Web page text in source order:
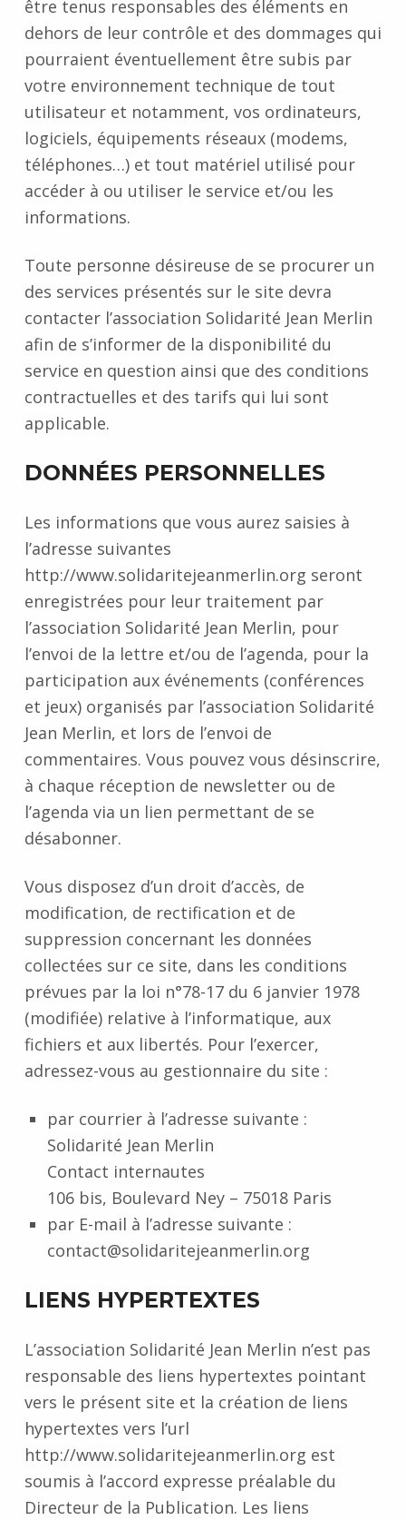
être tenus responsables des éléments en
dehors de leur contrôle et des dommages qui
pourraient éventuellement être subis par
votre environnement technique de tout
utilisateur et notamment, vos ordinateurs,
logiciels, équipements réseaux (modems,
téléphones…) et tout matériel utilisé pour
accéder à ou utiliser le service et/ou les
informations.
Toute personne désireuse de se procurer un
des services présentés sur le site devra
contacter l’association Solidarité Jean Merlin
afin de s’informer de la disponibilité du
service en question ainsi que des conditions
contractuelles et des tarifs qui lui sont
applicable.
DONNÉES PERSONNELLES
Les informations que vous aurez saisies à
l’adresse suivantes
http://www.solidaritejeanmerlin.org seront
enregistrées pour leur traitement par
l’association Solidarité Jean Merlin, pour
l’envoi de la lettre et/ou de l’agenda, pour la
participation aux événements (conférences
et jeux) organisés par l’association Solidarité
Jean Merlin, et lors de l’envoi de
commentaires. Vous pouvez vous désinscrire,
à chaque réception de newsletter ou de
l’agenda via un lien permettant de se
désabonner.
Vous disposez d’un droit d’accès, de
modification, de rectification et de
suppression concernant les données
collectées sur ce site, dans les conditions
prévues par la loi n°78-17 du 6 janvier 1978
(modifiée) relative à l’informatique, aux
fichiers et aux libertés. Pour l’exercer,
adressez-vous au gestionnaire du site :
par courrier à l’adresse suivante :
Solidarité Jean Merlin
Contact internautes
106 bis, Boulevard Ney – 75018 Paris
par E-mail à l’adresse suivante :
contact@solidaritejeanmerlin.org
LIENS HYPERTEXTES
L’association Solidarité Jean Merlin n’est pas
responsable des liens hypertextes pointant
vers le présent site et la création de liens
hypertextes vers l’url
http://www.solidaritejeanmerlin.org est
soumis à l’accord expresse préalable du
Directeur de la Publication. Les liens